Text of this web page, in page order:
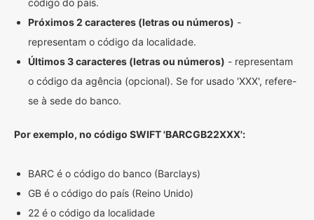
código do país.
Próximos 2 caracteres (letras ou números) -
representam o código da localidade.
Últimos 3 caracteres (letras ou números) - representam
o código da agência (opcional). Se for usado 'XXX', refere-
se à sede do banco.
Por exemplo, no código SWIFT 'BARCGB22XXX':
BARC é o código do banco (Barclays)
GB é o código do país (Reino Unido)
22 é o código da localidade